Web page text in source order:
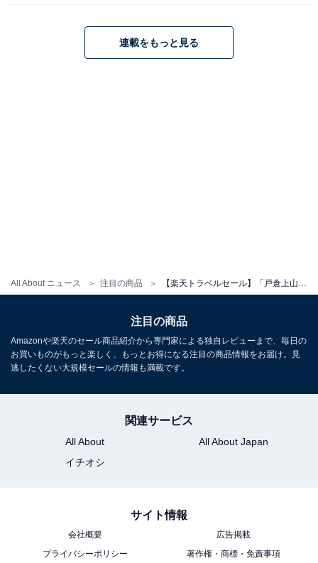
All About ニュース 注目の商品
連載をもっと見る
注目の商品
Amazonや楽天のセール商品紹介から専門家による独自レビューまで、毎日の
お買いものがもっと楽しく、もっとお得になる注目の商品情報をお届け。見
逃したくない大規模セールの情報も満載です。
関連サービス
All About
All About Japan
イチオシ
サイト情報
会社概要
広告掲載
プライバシーポリシー
著作権・商標・免責事項